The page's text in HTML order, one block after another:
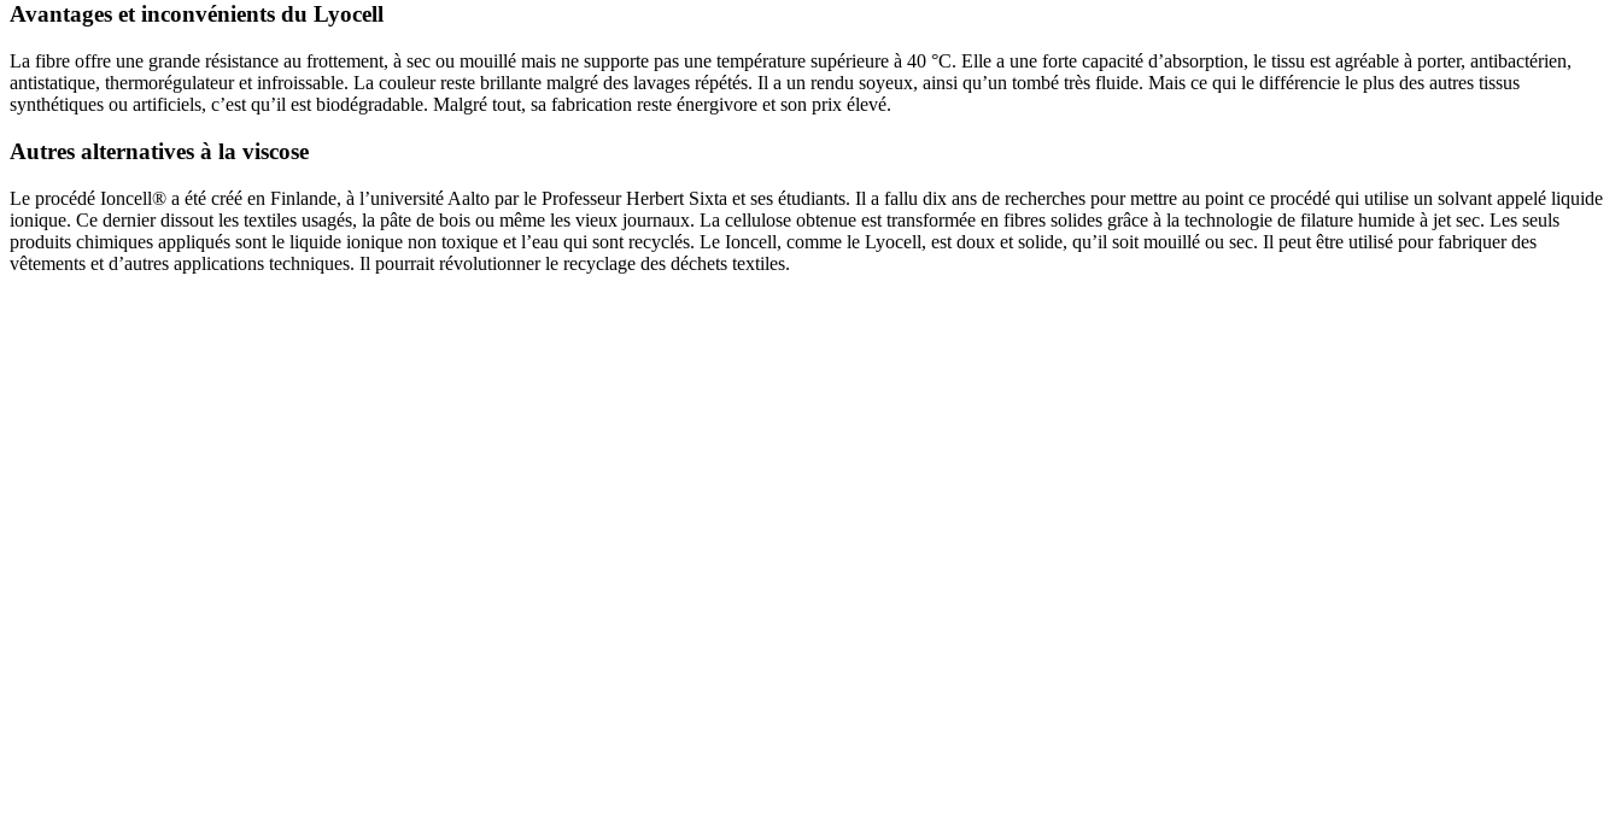
Avantages et inconvénients du Lyocell
La fibre offre une grande résistance au frottement, à sec ou mouillé mais ne supporte pas une température supérieure à 40 °C. Elle a une forte capacité d’absorption, le tissu est agréable à porter, antibactérien,
antistatique, thermorégulateur et infroissable. La couleur reste brillante malgré des lavages répétés. Il a un rendu soyeux, ainsi qu’un tombé très fluide. Mais ce qui le différencie le plus des autres tissus
synthétiques ou artificiels, c’est qu’il est biodégradable. Malgré tout, sa fabrication reste énergivore et son prix élevé.
Autres alternatives à la viscose
Le procédé Ioncell® a été créé en Finlande, à l’université Aalto par le Professeur Herbert Sixta et ses étudiants. Il a fallu dix ans de recherches pour mettre au point ce procédé qui utilise un solvant appelé liquide
ionique. Ce dernier dissout les textiles usagés, la pâte de bois ou même les vieux journaux. La cellulose obtenue est transformée en fibres solides grâce à la technologie de filature humide à jet sec. Les seuls
produits chimiques appliqués sont le liquide ionique non toxique et l’eau qui sont recyclés. Le Ioncell, comme le Lyocell, est doux et solide, qu’il soit mouillé ou sec. Il peut être utilisé pour fabriquer des
vêtements et d’autres applications techniques. Il pourrait révolutionner le recyclage des déchets textiles.